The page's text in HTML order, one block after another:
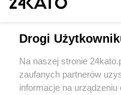
Katowice. Wypadek
stronę Katowic
Wydawca mediów lokalnych
Drogi
Na naszej stronie
zaufanych partnerów
informacje na